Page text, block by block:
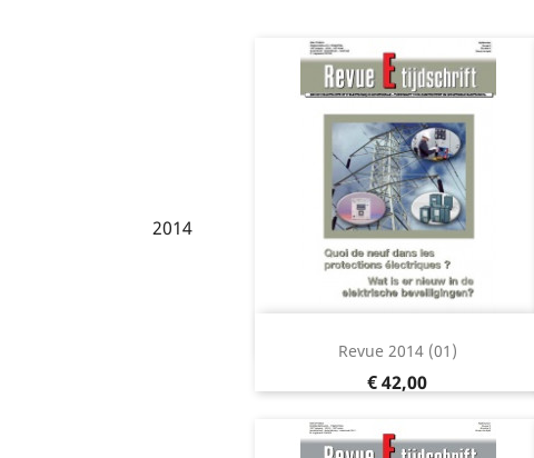
2014
Revue 2014 (01)
Prijs
€ 42,00